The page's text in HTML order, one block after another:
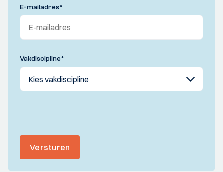
E-mailadres*
Vakdiscipline*
Versturen